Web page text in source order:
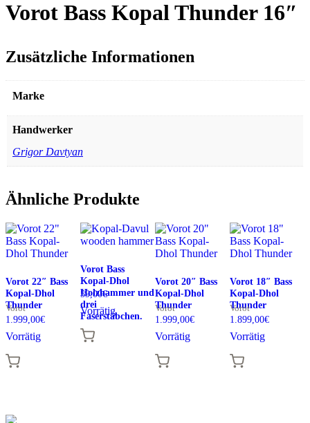
Vorot Bass Kopal Thunder 16″
Zusätzliche Informationen
Marke
Handwerker
Grigor Davtyan
Ähnliche Produkte
Vorot 22″ Bass
Kopal-Dhol
Thunder
Vorot
1.999,00€
Vorrätig
Vorot Bass
Kopal-Dhol
Holzhammer und
drei
Faserstäbchen.
59,00€
Vorrätig
Vorot 20″ Bass
Kopal-Dhol
Thunder
Vorot
1.999,00€
Vorrätig
Vorot 18″ Bass
Kopal-Dhol
Thunder
Vorot
1.899,00€
Vorrätig